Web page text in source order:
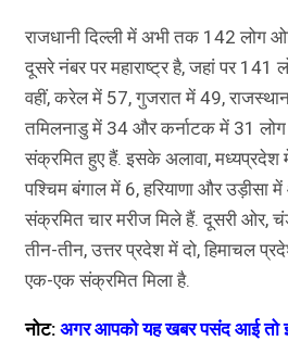
राजधानी दिल्ली में अभी तक 142 लोग
दूसरे नंबर पर महाराष्ट्र है, जहां पर
वहीं, करेल में 57, गुजरात में 49,
तमिलनाडु में 34 और कर्नाटक में 31
संक्रमित हुए हैं. इसके अलावा,
पश्चिम बंगाल में 6, हरियाणा और उड़ीसा
संक्रमित चार मरीज मिले हैं. दूसरी ओर,
तीन-तीन, उत्तर प्रदेश में दो, हिमाचल
एक-एक संक्रमित मिला है.
नोट: अगर आपको यह खबर पसंद आई तो